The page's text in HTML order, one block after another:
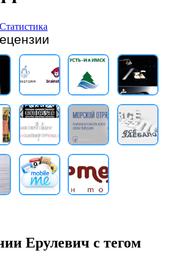
Статистика
Ерулевич с тегом